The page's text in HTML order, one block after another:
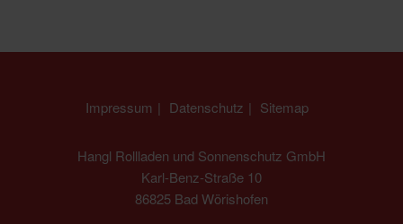
Impressum Datenschutz Sitemap
Hangl Rollladen und Sonnenschutz GmbH
Karl-Benz-Straße 10
86825 Bad Wörishofen